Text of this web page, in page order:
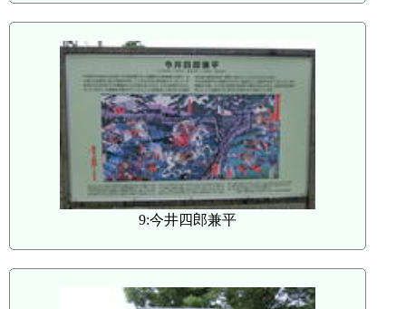
9:今井四郎兼平